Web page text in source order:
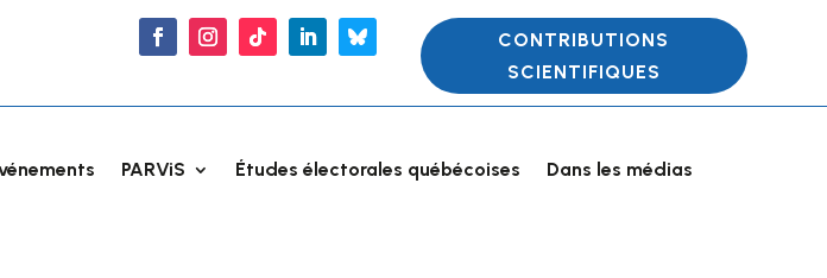
CONTRIBUTIONS
SCIENTIFIQUES
PARViS Études électorales québécoises Dans les médias